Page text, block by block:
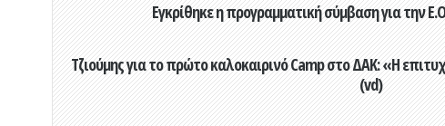
Εγκρίθηκε η προγραμματική σύμβαση για την
Τζιούμης για το πρώτο καλοκαιρινό Camp στο ΔΑΚ: «Η
(vd)